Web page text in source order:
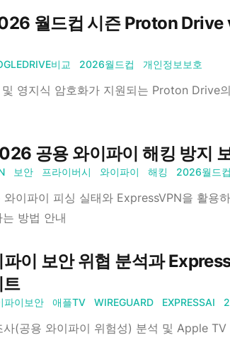
월드컵 시즌 Proton
비교 2026월드컵 개인정보보호
영지식 암호화가 지원되는 Proton Drive
공용 와이파이 해킹 방지
보안 프라이버시 와이파이 해킹 2026월드컵
이파이 피싱 실태와 ExpressVPN을 활용
방법 안내
이 보안 위협 분석과
파이보안 애플TV WIREGUARD EXPRESSAI
(공용 와이파이 위험성) 분석 및 Apple